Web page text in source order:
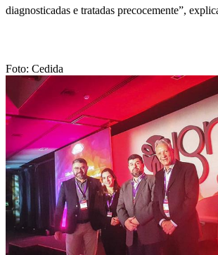
diagnosticadas e tratadas precocemente”,
Foto: Cedida